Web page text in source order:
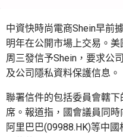
中資快時尚電商Shein早前
明年在公開市場上交易。
周三發信予Shein，要求公
及公司隱私資料保護信息。
聯署信件的包括委員會轄
席。報道指，國會議員同
阿里巴巴(09988.HK)等中